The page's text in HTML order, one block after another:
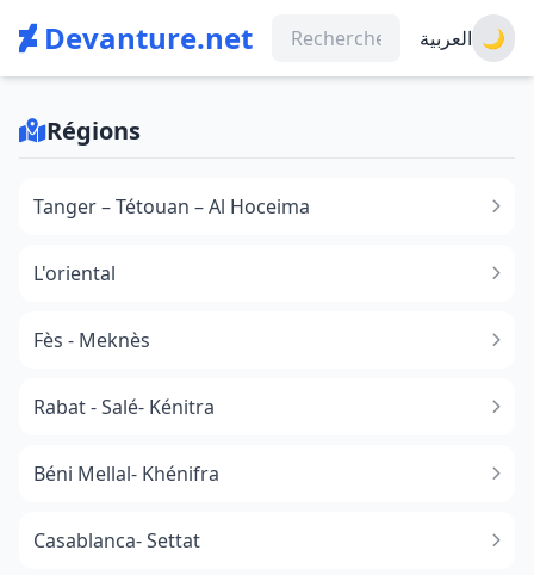
Devanture.net العربية 🌙
Régions
Tanger – Tétouan – Al Hoceima
L'oriental
Fès - Meknès
Rabat - Salé- Kénitra
Béni Mellal- Khénifra
Casablanca- Settat